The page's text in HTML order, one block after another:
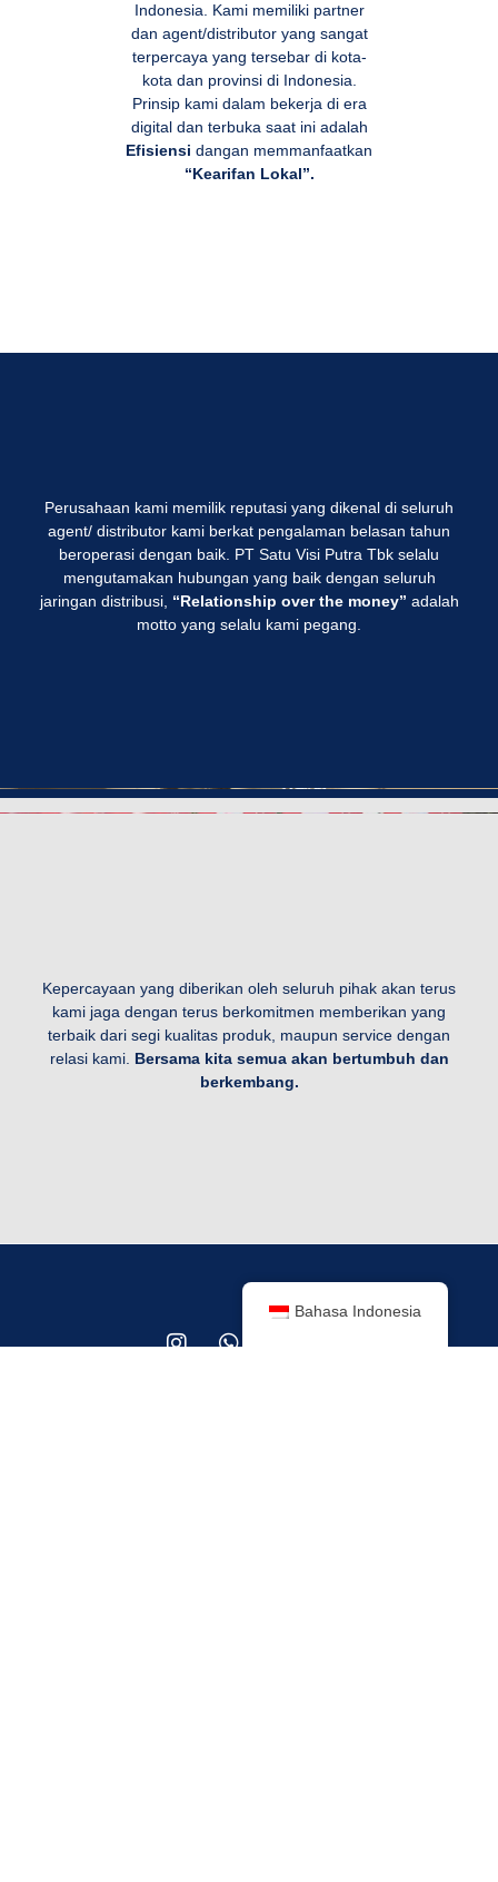
Indonesia. Kami memiliki partner
dan agent/distributor yang sangat
terpercaya yang tersebar di kota-
kota dan provinsi di Indonesia.
Prinsip kami dalam bekerja di era
digital dan terbuka saat ini adalah
Efisiensi dangan memmanfaatkan
“Kearifan Lokal”.
Perusahaan kami memilik reputasi yang dikenal di seluruh
agent/ distributor kami berkat pengalaman belasan tahun
beroperasi dengan baik. PT Satu Visi Putra Tbk selalu
mengutamakan hubungan yang baik dengan seluruh
jaringan distribusi, “Relationship over the money” adalah
motto yang selalu kami pegang.
Kepercayaan yang diberikan oleh seluruh pihak akan terus
kami jaga dengan terus berkomitmen memberikan yang
terbaik dari segi kualitas produk, maupun service dengan
relasi kami. Bersama kita semua akan bertumbuh dan
berkembang.
Bahasa Indonesia